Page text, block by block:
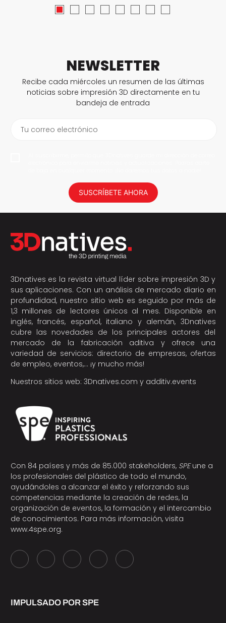
NEWSLETTER
Recibe cada miércoles un resumen de las últimas
noticias sobre impresión 3D directamente en tu
bandeja de entrada
Tu correo electrónico
SUSCRÍBETE AHORA
3Dnatives es la revista virtual líder sobre impresión 3D y
sus aplicaciones. Con un análisis de mercado diario en
profundidad, nuestro sitio web es seguido por más de
1,3 millones de lectores únicos al mes. Disponible en
inglés, francés, español, italiano y alemán, 3Dnatives
cubre las novedades de los principales actores del
mercado de la fabricación aditiva y ofrece una
variedad de servicios: directorio de empresas, ofertas
de empleo, eventos,… ¡y mucho más!
Nuestros sitios web: 3Dnatives.com y additiv.events
Con 84 países y más de 85.000 stakeholders, SPEune a
los profesionales del plástico de todo el mundo,
ayudándoles a alcanzar el éxito y reforzando sus
competencias mediante la creación de redes, la
organización de eventos, la formación y el intercambio
de conocimientos. Para más información, visita
www.4spe.org.
IMPULSADO POR SPE